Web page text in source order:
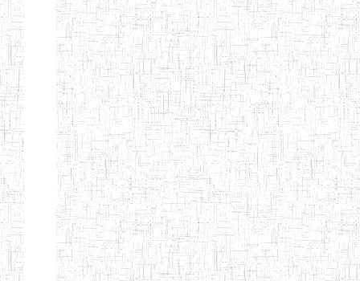
Début Préc. 4 5 6 7 8
9
13
Suivant Fin
Etablissements
d'enseignement